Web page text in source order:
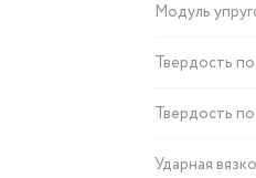
Модуль
Твердость
Твердость
Ударная